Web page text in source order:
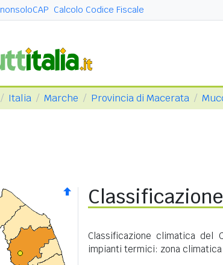
nonsoloCAP Calcolo Codice Fiscale
Italia Marche Provincia di Macerata
Classificazione climatica del
impianti termici: zona